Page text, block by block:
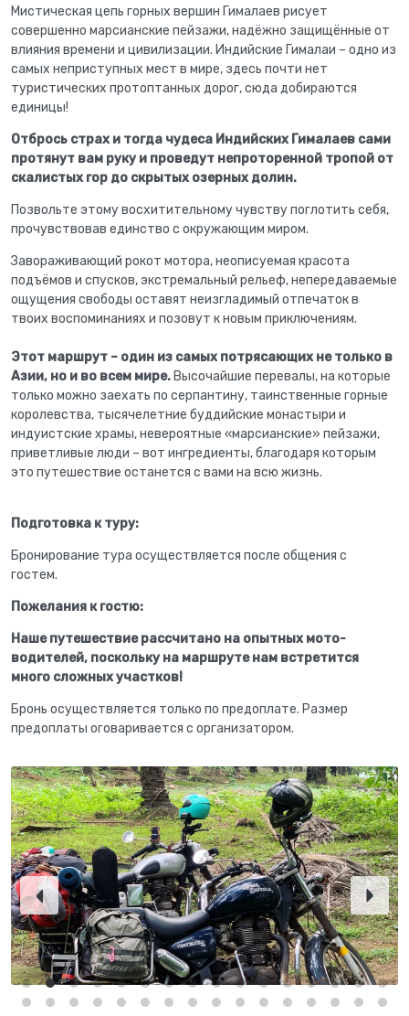
Мистическая цепь горных вершин Гималаев рисует
совершенно марсианские пейзажи, надёжно защищённые от
влияния времени и цивилизации. Индийские Гималаи – одно из
самых неприступных мест в мире, здесь почти нет
туристических протоптанных дорог, сюда добираются
единицы!
Отбрось страх и тогда чудеса Индийских Гималаев сами
протянут вам руку и проведут непроторенной тропой от
скалистых гор до скрытых озерных долин.
Позвольте этому восхитительному чувству поглотить себя,
прочувствовав единство с окружающим миром.
Завораживающий рокот мотора, неописуемая красота
подъёмов и спусков, экстремальный рельеф, непередаваемые
ощущения свободы оставят неизгладимый отпечаток в
твоих воспоминаниях и позовут к новым приключениям.
Этот маршрут – один из самых потрясающих не только в
Азии, но и во всем мире. Высочайшие перевалы, на которые
только можно заехать по серпантину, таинственные горные
королевства, тысячелетние буддийские монастыри и
индуистские храмы, невероятные «марсианские» пейзажи,
приветливые люди – вот ингредиенты, благодаря которым
это путешествие останется с вами на всю жизнь.
Подготовка к туру:
Бронирование тура осуществляется после общения с
гостем.
Пожелания к гостю:
Наше путешествие рассчитано на опытных мото-
водителей, поскольку на маршруте нам встретится
много сложных участков!
Бронь осуществляется только по предоплате. Размер
предоплаты оговаривается с организатором.